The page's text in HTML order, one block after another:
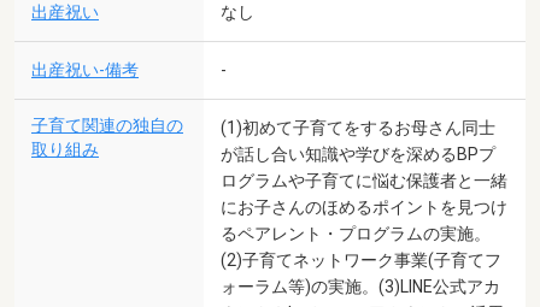
出産祝い なし
出産祝い-備考 -
子育て関連の独自の
取り組み
(1)初めて子育てをするお母さん同士
が話し合い知識や学びを深めるBPプ
ログラムや子育てに悩む保護者と一緒
にお子さんのほめるポイントを見つけ
るペアレント・プログラムの実施。
(2)子育てネットワーク事業(子育てフ
ォーラム等)の実施。(3)LINE公式アカ